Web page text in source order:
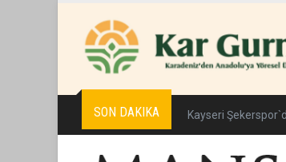
SON DAKIKA Kayseri